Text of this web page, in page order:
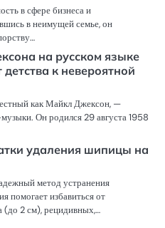
в сфере бизнеса и
в неимущей семье, он
на русском языке
к невероятной
как Майкл Джексон, —
Он родился 29 августа 1958
удаления шипицы на
метод устранения
помогает избавиться от
(до 2 см), рецидивных,…